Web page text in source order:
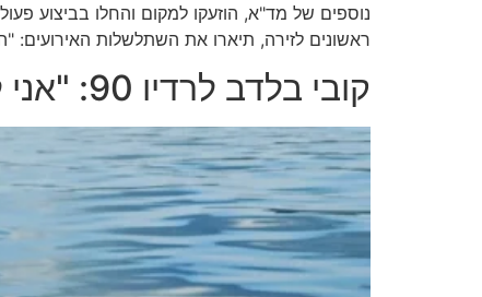
נוספים של מד"א, הוזעקו למקום והחלו בביצוע
ראשונים לזירה, תיארו את השתלשלות האירועים:
קובי בלדב לרדיו 90: "אני לא חלק מהניהול רק עוזר למכבי נתניה בגיוס חסויות"